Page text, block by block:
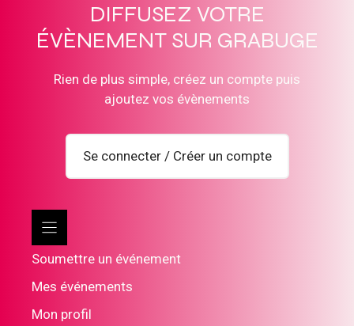
DIFFUSEZ VOTRE
ÉVÈNEMENT SUR GRABUGE
Rien de plus simple, créez un compte puis
ajoutez vos évènements
Se connecter / Créer un compte
Soumettre un événement
Mes événements
Mon profil